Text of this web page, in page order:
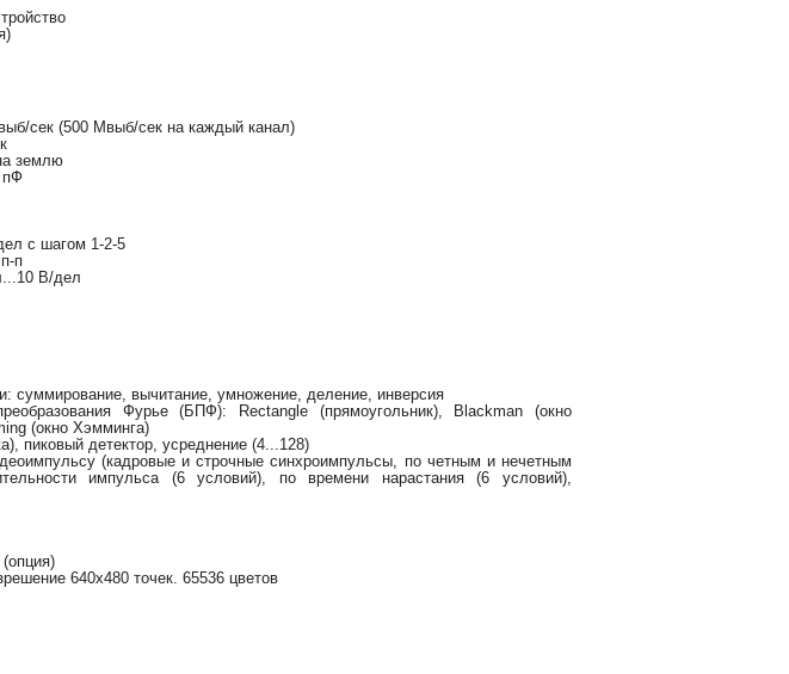
сек (500 Мвыб/сек на каждый канал)
землю
пФ
с шагом 1-2-5
п
В/дел
суммирование, вычитание, умножение, деление, инверсия
Фурье (БПФ): Rectangle (прямоугольник), Blackman (окно
(окно Хэмминга)
пиковый детектор, усреднение (4...128)
(кадровые и строчные синхроимпульсы, по четным и нечетным
импульса (6 условий), по времени нарастания (6 условий),
640x480 точек. 65536 цветов